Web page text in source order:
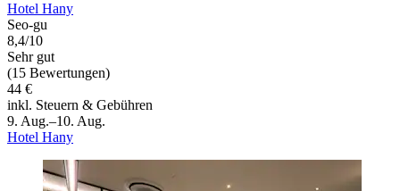
Hotel Hany
Seo-gu
8,4/10
Sehr gut
(15 Bewertungen)
44 €
inkl. Steuern & Gebühren
9. Aug.–10. Aug.
Hotel Hany